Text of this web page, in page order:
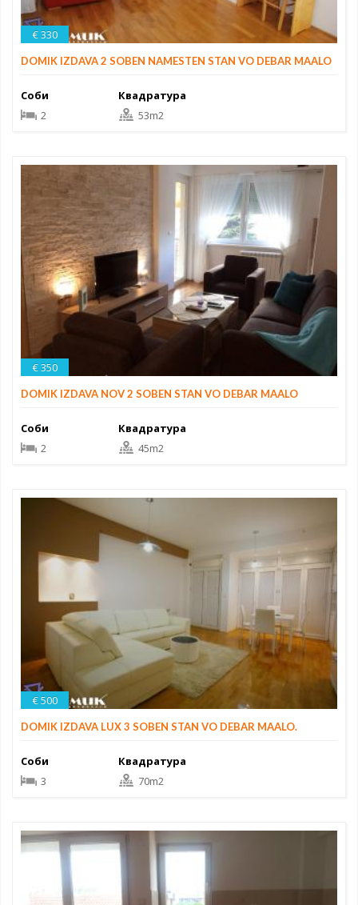
€ 330
DOMIK IZDAVA 2 SOBEN NAMESTEN STAN VO DEBAR MAALO
Соби
2
Квадратура
53m2
€ 350
DOMIK IZDAVA NOV 2 SOBEN STAN VO DEBAR MAALO
Соби
2
Квадратура
45m2
€ 500
DOMIK IZDAVA LUX 3 SOBEN STAN VO DEBAR MAALO.
Соби
3
Квадратура
70m2